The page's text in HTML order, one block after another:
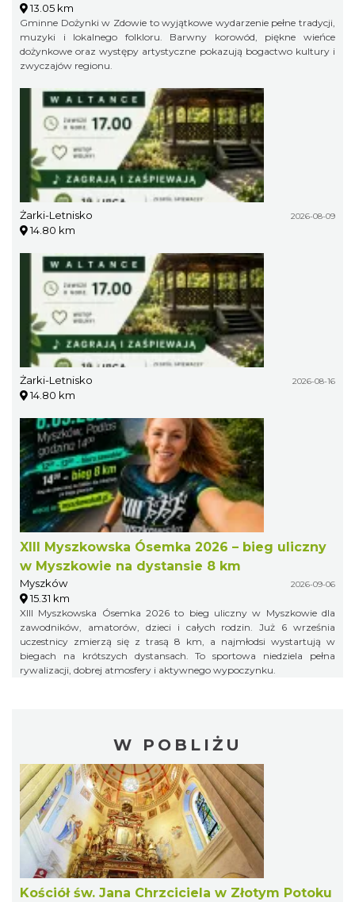
13.05 km
Gminne Dożynki w Zdowie to wyjątkowe wydarzenie pełne tradycji,
muzyki i lokalnego folkloru. Barwny korowód, piękne wieńce
dożynkowe oraz występy artystyczne pokazują bogactwo kultury i
zwyczajów regionu.
Żarki-Letnisko 2026-08-09
14.80 km
Żarki-Letnisko 2026-08-16
14.80 km
XIII Myszkowska Ósemka 2026 – bieg uliczny
w Myszkowie na dystansie 8 km
Myszków 2026-09-06
15.31 km
XIII Myszkowska Ósemka 2026 to bieg uliczny w Myszkowie dla
zawodników, amatorów, dzieci i całych rodzin. Już 6 września
uczestnicy zmierzą się z trasą 8 km, a najmłodsi wystartują w
biegach na krótszych dystansach. To sportowa niedziela pełna
rywalizacji, dobrej atmosfery i aktywnego wypoczynku.
W POBLIŻU
Kościół św. Jana Chrzciciela w Złotym Potoku